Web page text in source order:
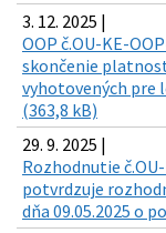
3. 12. 2025 |
OOP č.OU-KE-
skončenie
vyhotovených pre
(363,8 kB)
29. 9. 2025 |
Rozhodnutie
potvrdzuje
dňa 09.05.2025 o